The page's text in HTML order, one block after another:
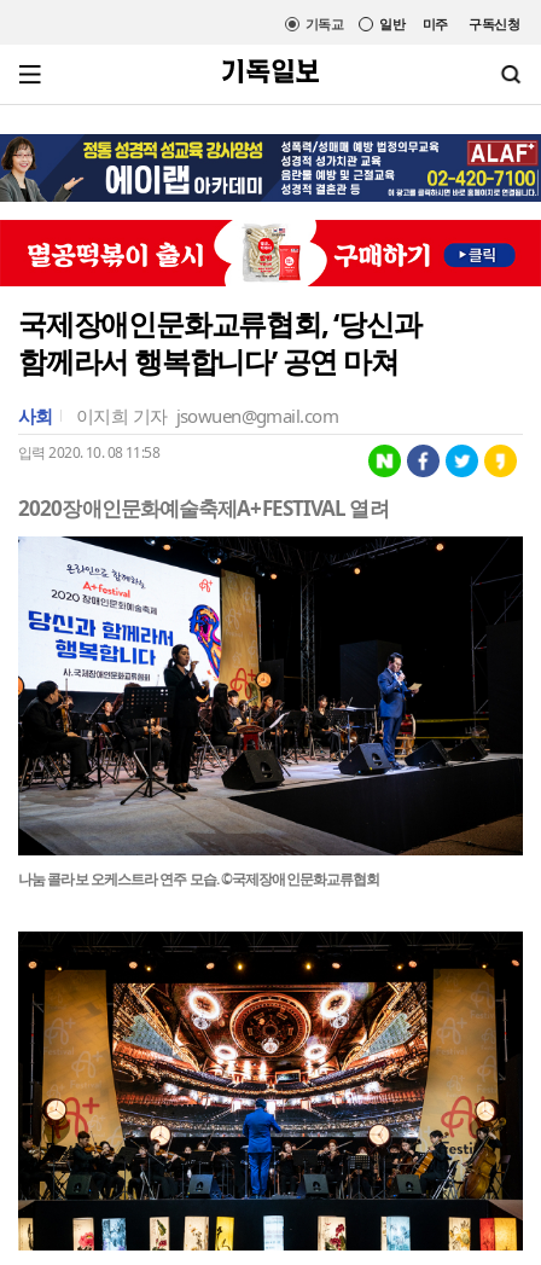
미주 구독신청
일반
기독교
국제장애인문화교류협회, ‘당신과
함께라서 행복합니다’ 공연 마쳐
사회 이지희 기자 jsowuen@gmail.com
입력 2020. 10. 08 11:58
2020장애인문화예술축제A+FESTIVAL 열려
나눔 콜라보 오케스트라 연주 모습. ©국제장애인문화교류협회